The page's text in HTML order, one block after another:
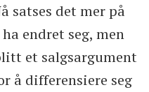
satses det mer på
endret seg, men
et salgsargument
å differensiere seg